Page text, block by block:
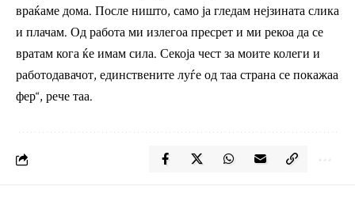
враќаме дома. После ништо, само ја гледам нејзината слика
и плачам. Од работа ми излегоа пресрет и ми рекоа да се
вратам кога ќе имам сила. Секоја чест за моите колеги и
работодавачот, единствените луѓе од таа страна се покажаа
фер“, рече таа.